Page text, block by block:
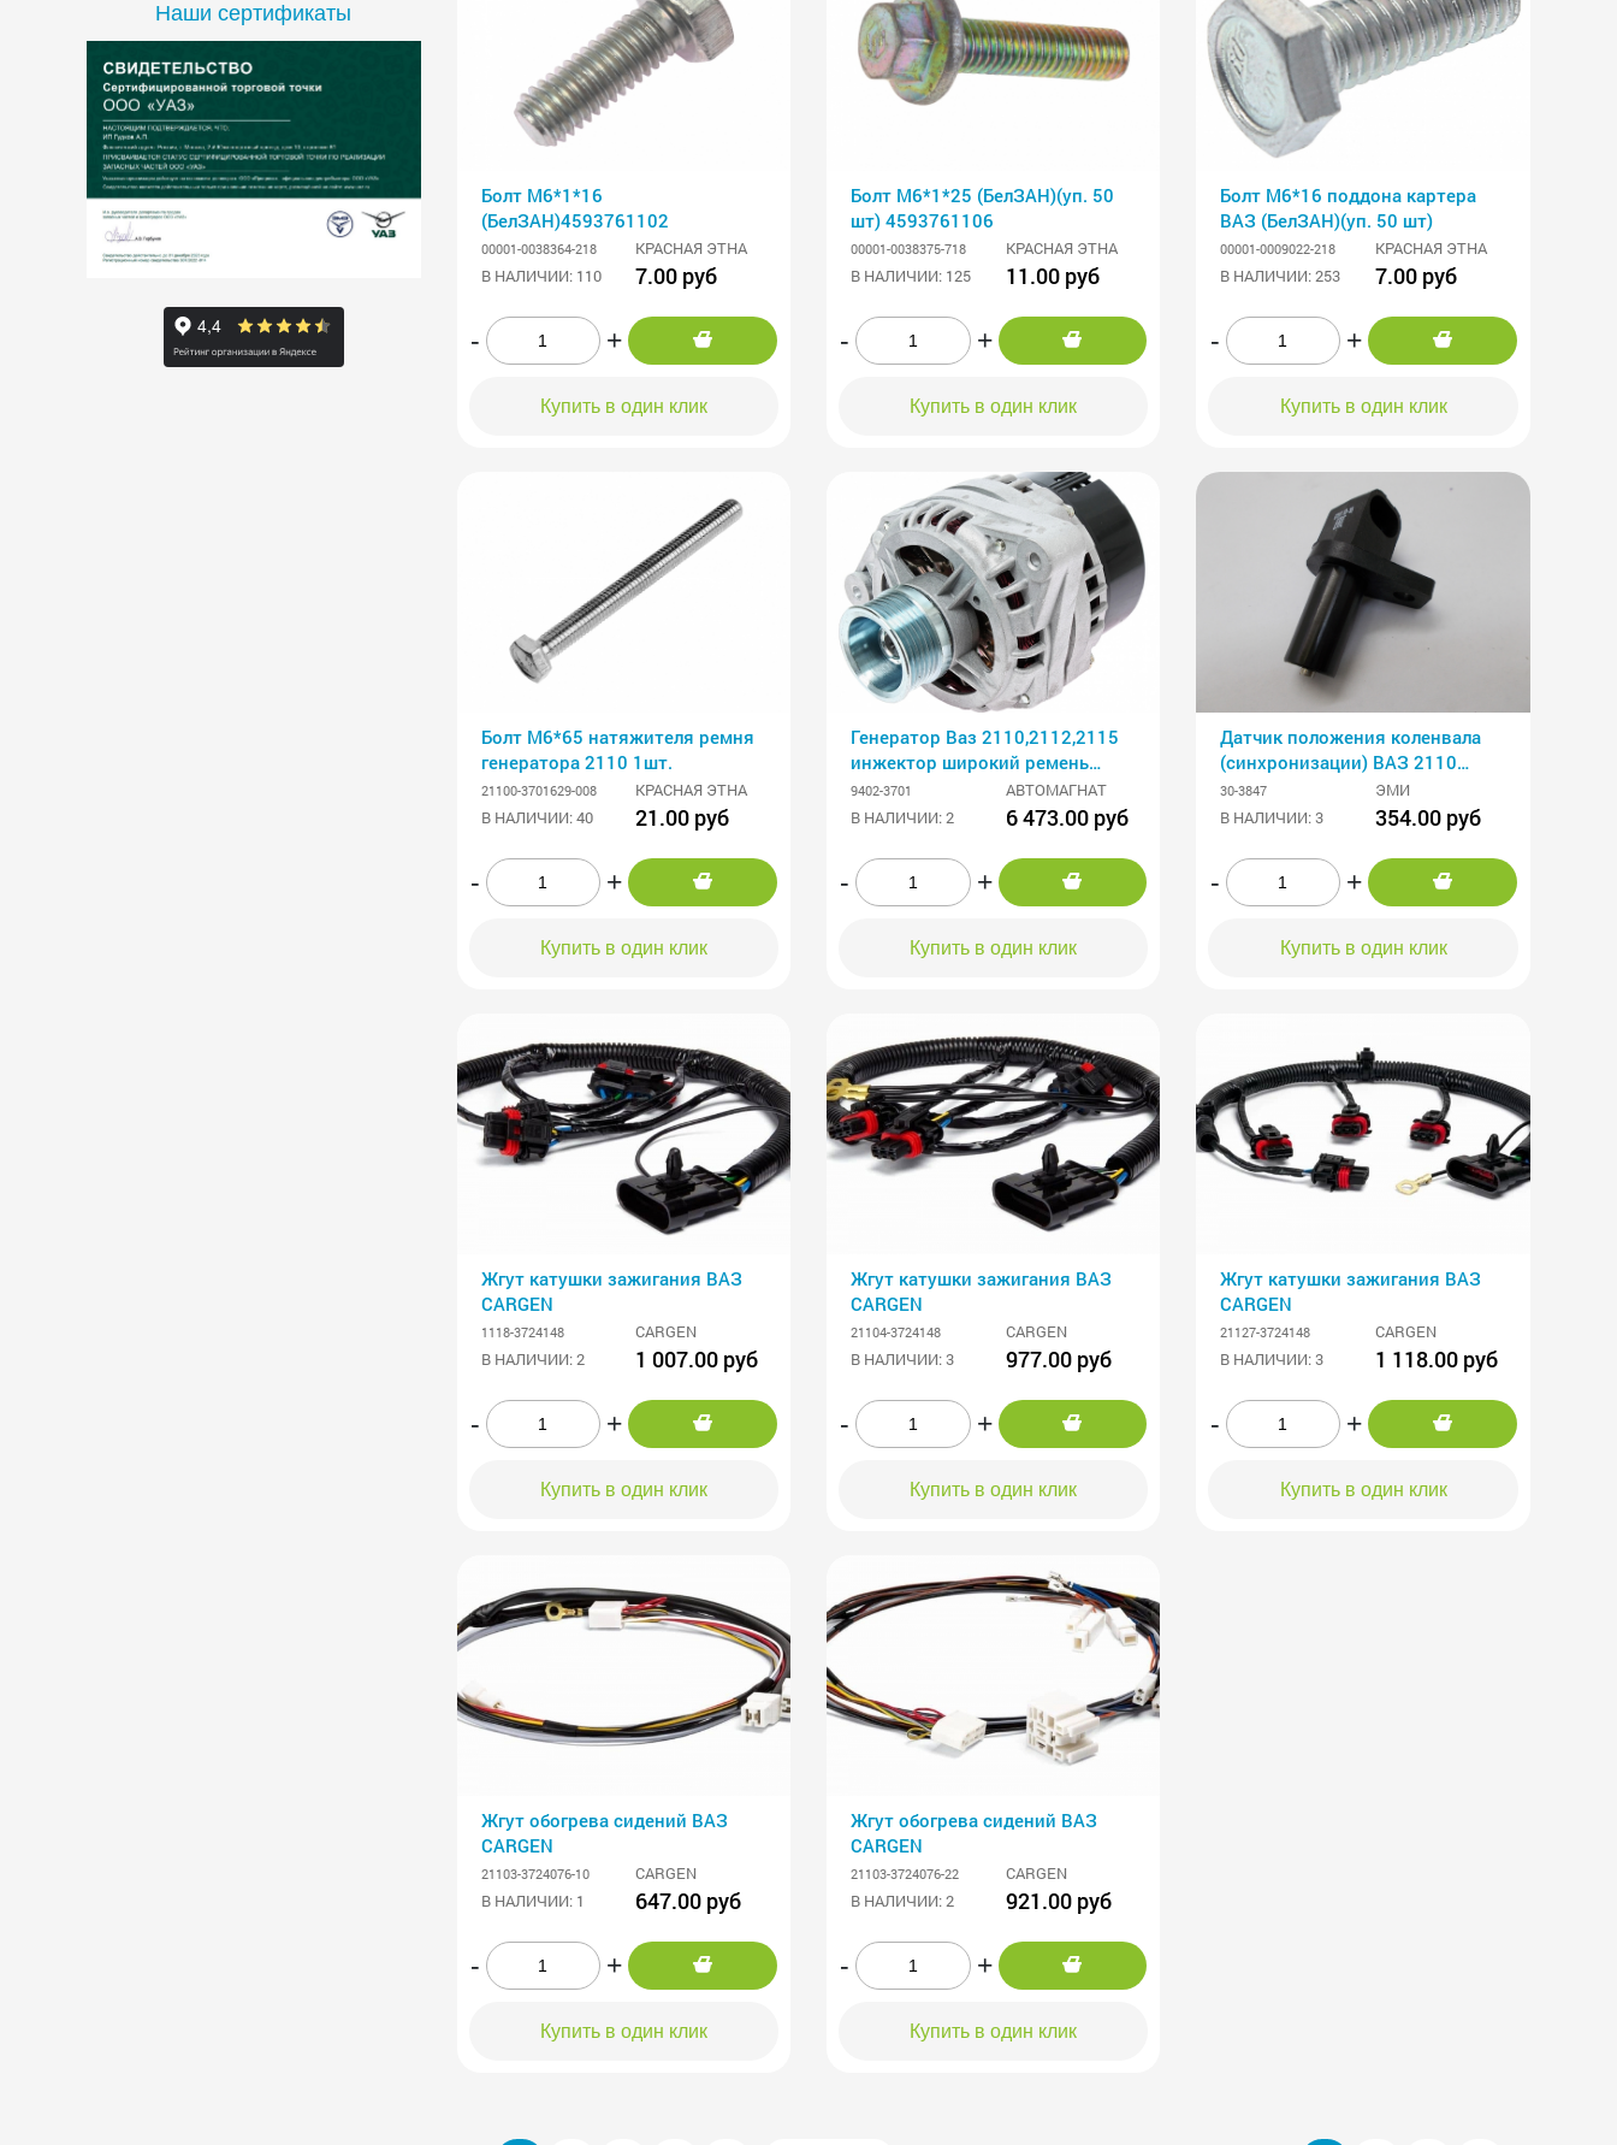
Наши сертификаты
Болт М6*1*16
(БелЗАН)4593761102
00001-0038364-218
КРАСНАЯ ЭТНА
В НАЛИЧИИ: 110
7.00 руб
- +
Купить в один клик
Болт М6*1*25 (БелЗАН)(уп. 50
шт) 4593761106
00001-0038375-718
КРАСНАЯ ЭТНА
В НАЛИЧИИ: 125
11.00 руб
- +
Купить в один клик
Болт М6*16 поддона картера
ВАЗ (БелЗАН)(уп. 50 шт)
00001-0009022-218
КРАСНАЯ ЭТНА
В НАЛИЧИИ: 253
7.00 руб
- +
Купить в один клик
Болт М6*65 натяжителя ремня
генератора 2110 1шт.
21100-3701629-008
КРАСНАЯ ЭТНА
В НАЛИЧИИ: 40
21.00 руб
- +
Купить в один клик
Генератор Ваз 2110,2112,2115
инжектор широкий ремень
14В/80 А/ AM
9402-3701
АВТОМАГНАТ
В НАЛИЧИИ: 2
6 473.00 руб
- +
Купить в один клик
Датчик положения коленвала
(синхронизации) ВАЗ 2110
впрыск 30.3847
30-3847
ЭМИ
В НАЛИЧИИ: 3
354.00 руб
- +
Купить в один клик
Жгут катушки зажигания ВАЗ
CARGEN
1118-3724148
CARGEN
В НАЛИЧИИ: 2
1 007.00 руб
- +
Купить в один клик
Жгут катушки зажигания ВАЗ
CARGEN
21104-3724148
CARGEN
В НАЛИЧИИ: 3
977.00 руб
- +
Купить в один клик
Жгут катушки зажигания ВАЗ
CARGEN
21127-3724148
CARGEN
В НАЛИЧИИ: 3
1 118.00 руб
- +
Купить в один клик
Жгут обогрева сидений ВАЗ
CARGEN
21103-3724076-10
CARGEN
В НАЛИЧИИ: 1
647.00 руб
- +
Купить в один клик
Жгут обогрева сидений ВАЗ
CARGEN
21103-3724076-22
CARGEN
В НАЛИЧИИ: 2
921.00 руб
- +
Купить в один клик